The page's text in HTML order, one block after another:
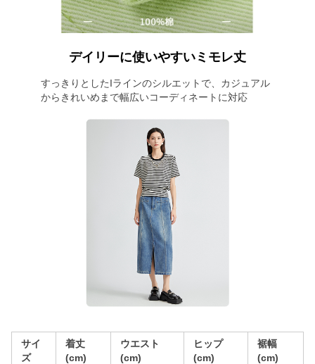
デイリーに使いやすいミモレ丈
すっきりとしたIラインのシルエットで、カジュアル
からきれいめまで幅広いコーディネートに対応
サイ
ズ
着丈
(cm)
ウエスト
(cm)
ヒップ
(cm)
裾幅
(cm)